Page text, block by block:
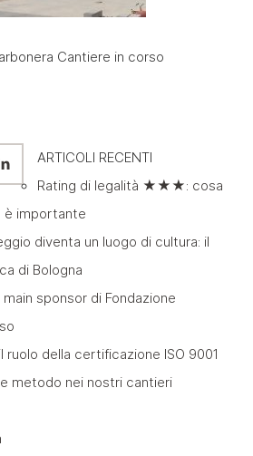
Cantiere in corso
ARTICOLI RECENTI
Rating di legalità ★★★: cosa
è importante
diventa un luogo di cultura: il
di Bologna
sponsor di Fondazione
ruolo della certificazione ISO 9001
metodo nei nostri cantieri